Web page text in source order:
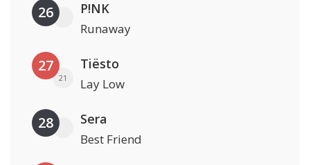
26 P!NK
Runaway
27
21
Tiësto
Lay Low
28 Sera
Best Friend